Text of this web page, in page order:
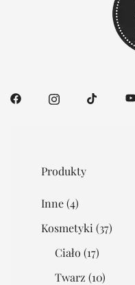
Produkty
Inne(4)
Kosmetyki (37)
Ciało (17)
Twarz (10)